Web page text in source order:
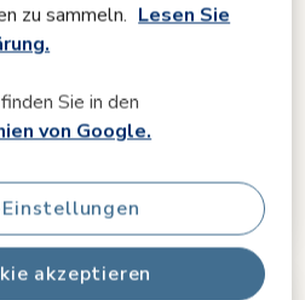
zu sammeln. Lesen Sie
Sie in den
von Google.
akzeptieren
auf höchstem Niveau